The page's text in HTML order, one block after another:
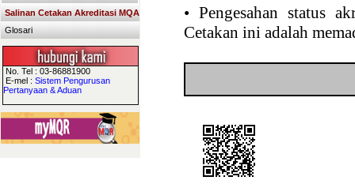
Salinan Cetakan Akreditasi MQA
Glosari
No. Tel : 03-86881900
E-mel : Sistem Pengurusan
Pertanyaan & Aduan
• Pengesahan status
Cetakan ini adalah